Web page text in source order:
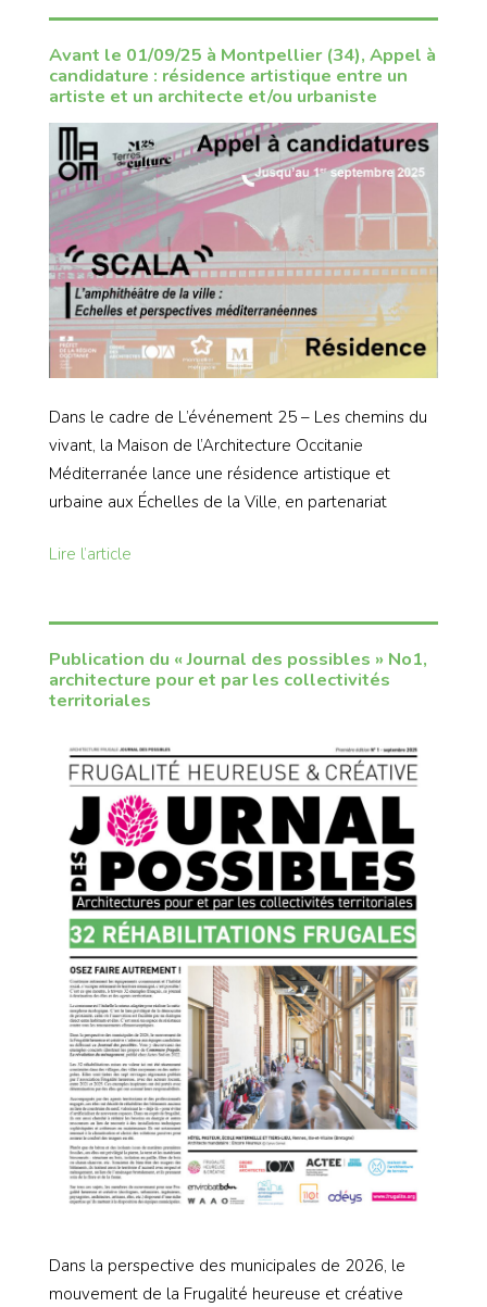
Avant le 01/09/25 à Montpellier (34), Appel à
candidature : résidence artistique entre un
artiste et un architecte et/ou urbaniste
Dans le cadre de L’événement 25 – Les chemins du
vivant, la Maison de l’Architecture Occitanie
Méditerranée lance une résidence artistique et
urbaine aux Échelles de la Ville, en partenariat
Lire l’article
Publication du « Journal des possibles » No1,
architecture pour et par les collectivités
territoriales
Dans la perspective des municipales de 2026, le
mouvement de la Frugalité heureuse et créative